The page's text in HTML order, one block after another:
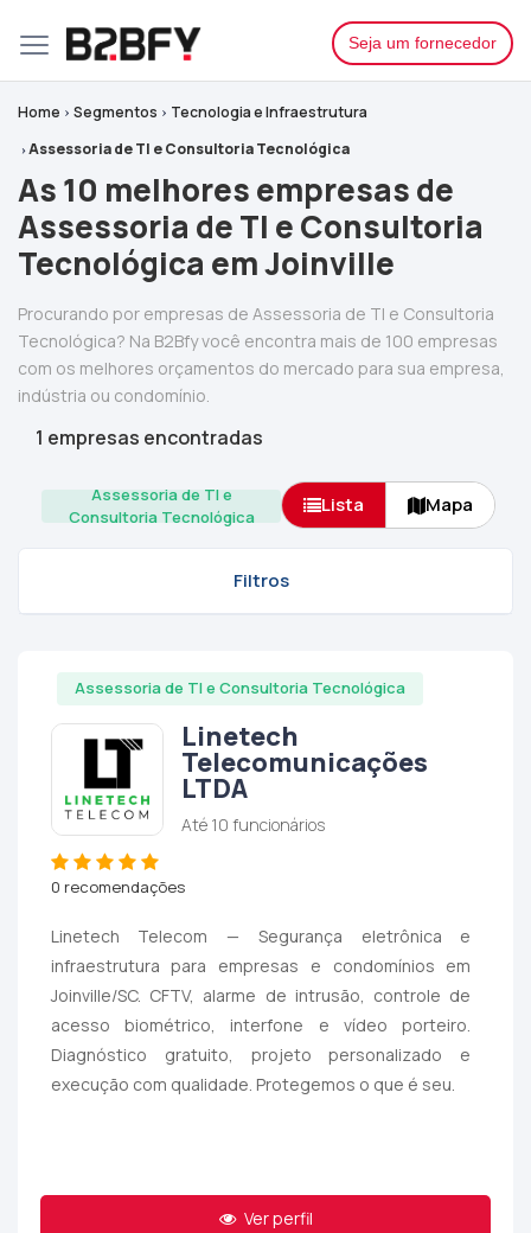
Seja um fornecedor
Home Segmentos
Tecnologia e Infraestrutura
Assessoria de TI e Consultoria Tecnológica
As 10 melhores empresas de
Assessoria de TI e Consultoria
Tecnológica em Joinville
Procurando por empresas de Assessoria de TI e Consultoria
Tecnológica? Na B2Bfy você encontra mais de 100 empresas
com os melhores orçamentos do mercado para sua empresa,
indústria ou condomínio.
1 empresas encontradas
Assessoria de TI e
Consultoria Tecnológica
Lista Mapa
Filtros
Assessoria de TI e Consultoria Tecnológica
Linetech
Telecomunicações
LTDA
Até 10 funcionários
0 recomendações
Linetech Telecom — Segurança eletrônica e
infraestrutura para empresas e condomínios em
Joinville/SC. CFTV, alarme de intrusão, controle de
acesso biométrico, interfone e vídeo porteiro.
Diagnóstico gratuito, projeto personalizado e
execução com qualidade. Protegemos o que é seu.
Ver perfil